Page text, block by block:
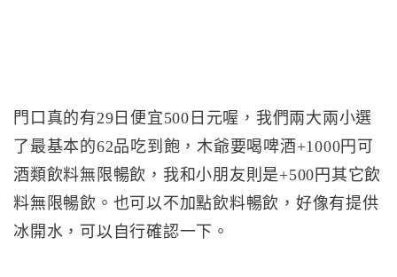
門口真的有29日便宜500日元喔，我們兩大兩小選
了最基本的62品吃到飽，木爺要喝啤酒+1000円可
酒類飲料無限暢飲，我和小朋友則是+500円其它飲
料無限暢飲。也可以不加點飲料暢飲，好像有提供
冰開水，可以自行確認一下。